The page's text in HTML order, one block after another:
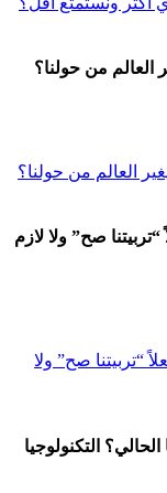
العالم من حولنا؟
صح” ولا لازم
التكنولوجيا